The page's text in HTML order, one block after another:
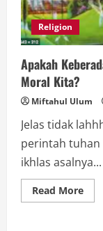
Religion
Apakah
Moral Kita?
Miftahul Ulum
Jelas tidak
perintah tuhan
ikhlas asalnya...
Read MoreRead
more